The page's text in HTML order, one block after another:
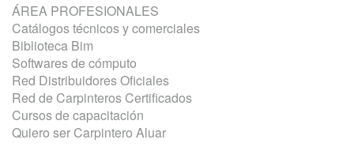
ÁREA PROFESIONALES
Catálogos técnicos y comerciales
Biblioteca Bim
Softwares de cómputo
Red Distribuidores Oficiales
Red de Carpinteros Certificados
Cursos de capacitación
Quiero ser Carpintero Aluar